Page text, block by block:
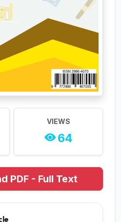
VIEWS
64
PDF - Full Text